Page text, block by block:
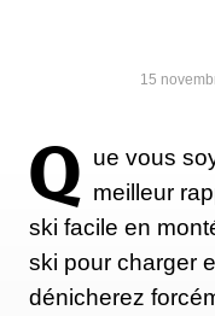
15
Q ue vous
meilleur
ski facile en
ski pour charger
dénicherez